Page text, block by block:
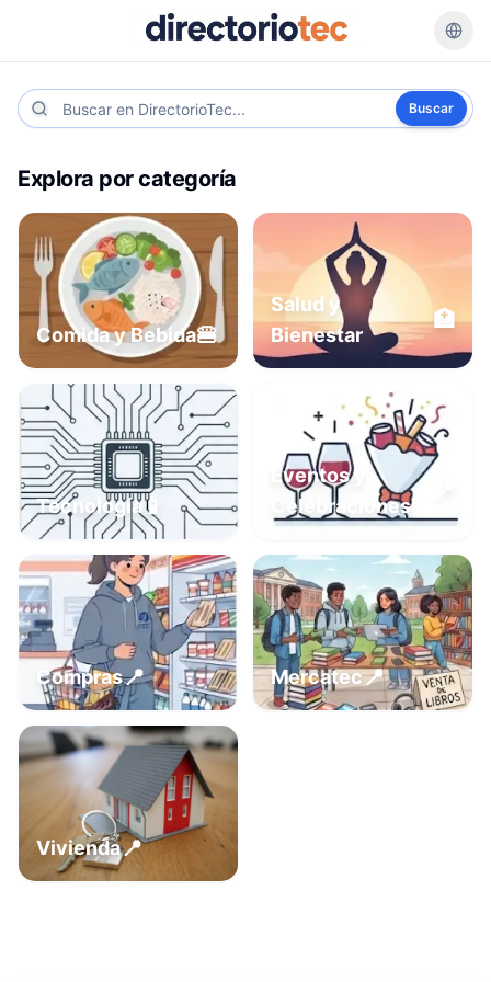
Buscar
Explora por categoría
Comida y Bebida🍔
Salud y
Bienestar
🏥
Tecnología📱
Eventos y
Celebraciones
Compras📍 Mercatec📍
Vivienda📍